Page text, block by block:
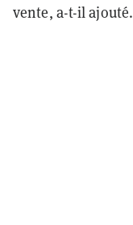
vente, a-t-il ajouté.